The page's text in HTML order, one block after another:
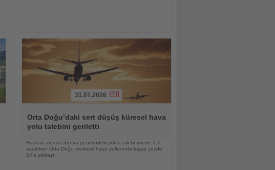
Oku
31.07.2026
Orta Doğu’daki sert düşüş küresel hava
yolu talebini geriletti
Haziran ayında dünya genelindeki yolcu talebi yüzde 1,7
azalırken Orta Doğu merkezli hava yollarında kayıp yüzde
14’e yaklaştı